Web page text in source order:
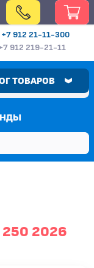
+7 912 21-11-300
912 219-21-11
КАТАЛОГ ТОВАРОВ
250 2026